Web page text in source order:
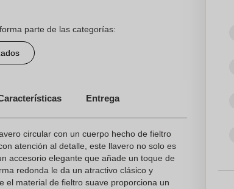
parte de las categorías:
Entrega
circular con un cuerpo hecho de fieltro
atención al detalle, este llavero no solo es
accesorio elegante que añade un toque de
redonda le da un atractivo clásico y
el material de fieltro suave proporciona un